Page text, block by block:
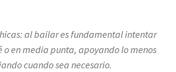
al bailar es fundamental intentar
o en media punta, apoyando lo menos
cuando sea necesario.